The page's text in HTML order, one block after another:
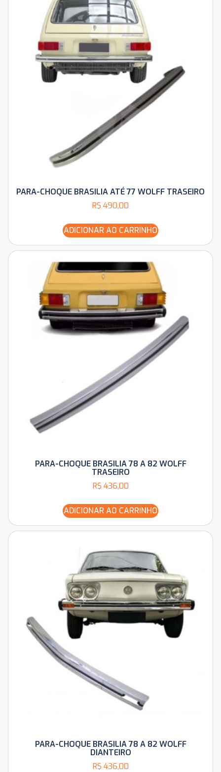
PARA-CHOQUE BRASILIA ATÉ 77 WOLFF TRASEIRO
R$ 490,00
ADICIONAR AO CARRINHO
PARA-CHOQUE BRASILIA 78 A 82 WOLFF
TRASEIRO
R$ 436,00
ADICIONAR AO CARRINHO
PARA-CHOQUE BRASILIA 78 A 82 WOLFF
DIANTEIRO
R$ 436,00